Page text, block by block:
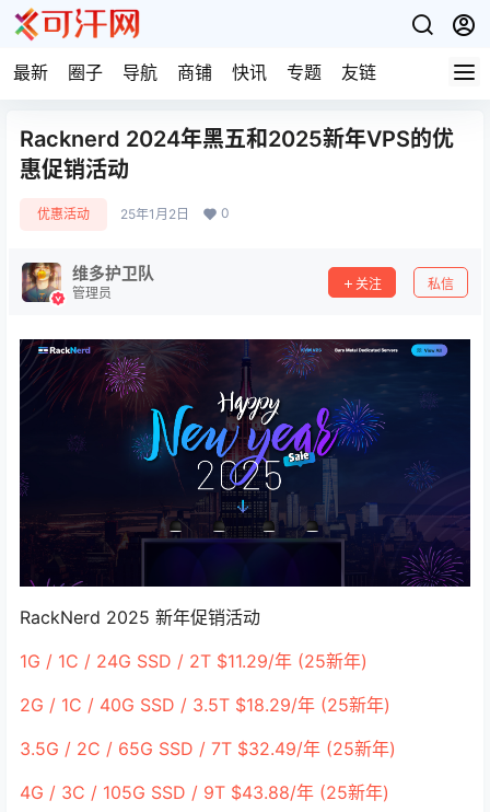
最新 圈子 导航 商铺 快讯 专题 友链
Racknerd 2024年黑五和2025新年VPS的优
惠促销活动
优惠活动 25年1月2日 0
维多护卫队
管理员
关注 私信
RackNerd 2025 新年促销活动
1G / 1C / 24G SSD / 2T $11.29/年 (25新年)
2G / 1C / 40G SSD / 3.5T $18.29/年 (25新年)
3.5G / 2C / 65G SSD / 7T $32.49/年 (25新年)
4G / 3C / 105G SSD / 9T $43.88/年 (25新年)